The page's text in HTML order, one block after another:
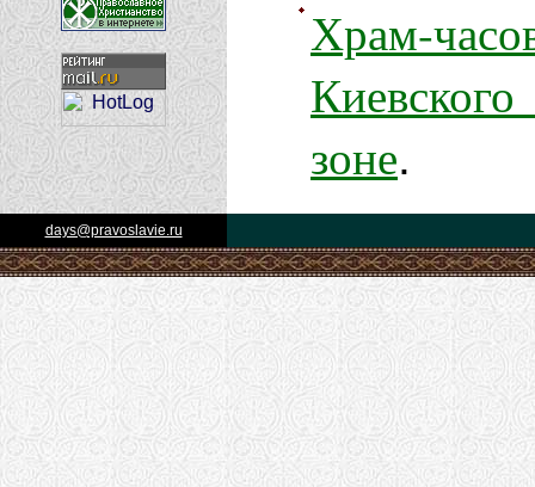
Храм-
зоне.
days@pravoslavie.ru